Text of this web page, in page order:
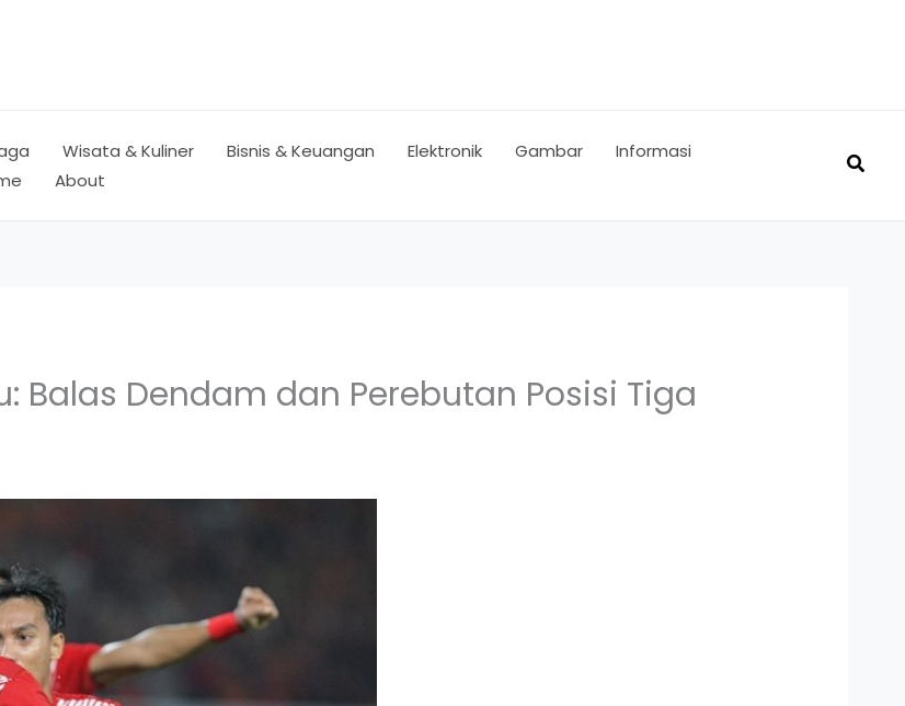
Wisata & Kuliner Bisnis & Keuangan Elektronik Gambar
Informasi
About
Balas Dendam dan Perebutan Posisi Tiga